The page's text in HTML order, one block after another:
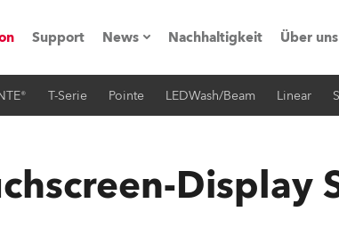
Support News
Pressemitteilungen
Nachhaltigkeit Über uns
T-Serie Pointe LEDWash/Beam Linear
Display